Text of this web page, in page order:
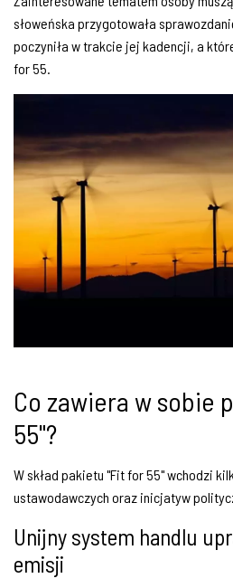
słoweńska przygotowała
poczyniła w trakcie jej kadencji, a
for 55.
Co zawiera w sobie
55"?
W skład pakietu "Fit for 55" wchodzi
ustawodawczych oraz inicjatyw
Unijny system handlu
emisji